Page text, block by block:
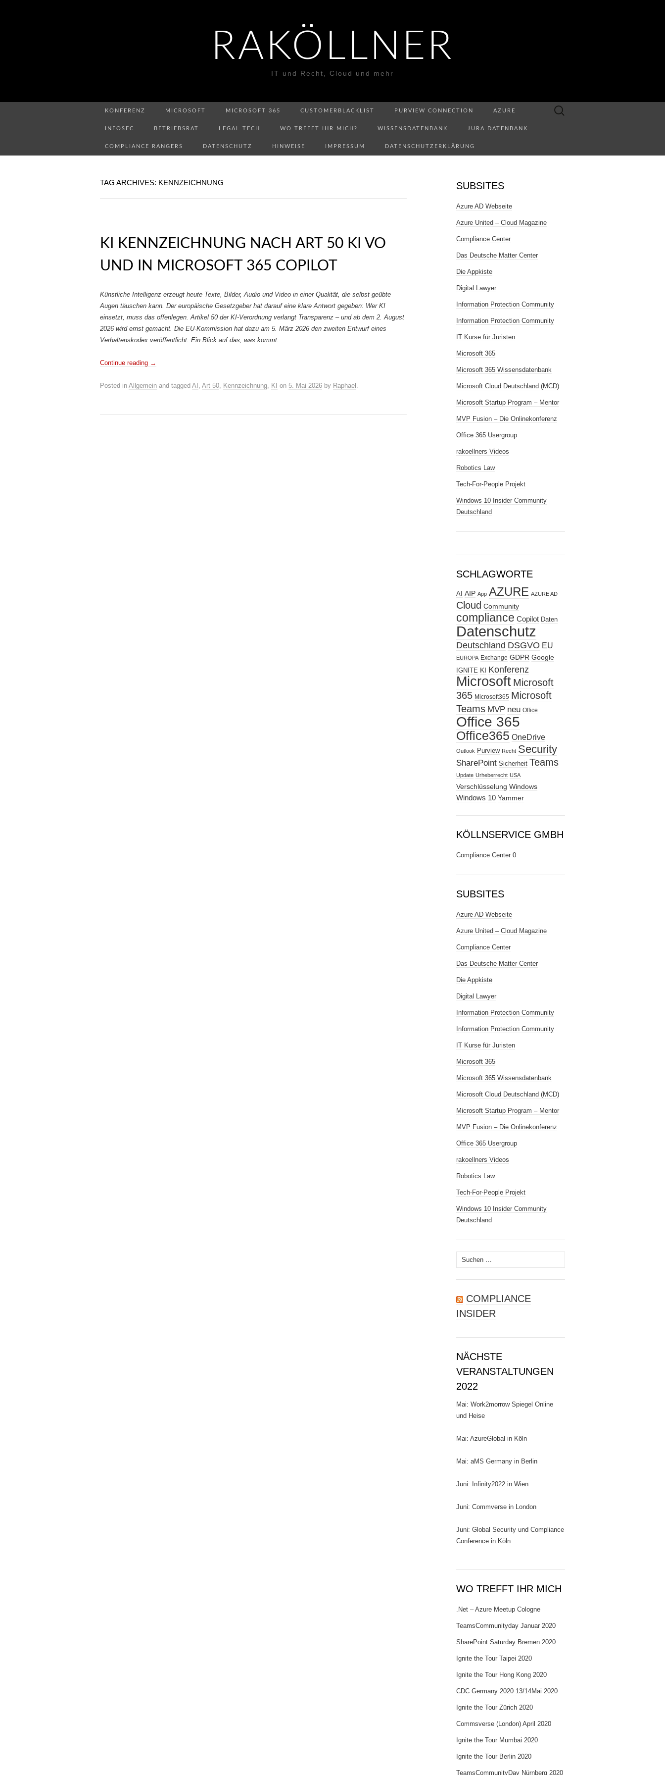
RAKÖLLNER
IT und Recht, Cloud und mehr
KONFERENZ MICROSOFT MICROSOFT 365 CUSTOMERBLACKLIST PURVIEW CONNECTION AZURE
INFOSEC BETRIEBSRAT LEGAL TECH WO TREFFT IHR MICH? WISSENSDATENBANK JURA DATENBANK
COMPLIANCE RANGERS DATENSCHUTZ HINWEISE IMPRESSUM DATENSCHUTZERKLÄRUNG
Suchen
TAG ARCHIVES: KENNZEICHNUNG
KI KENNZEICHNUNG NACH ART 50 KI VO
UND IN MICROSOFT 365 COPILOT
Künstliche Intelligenz erzeugt heute Texte, Bilder, Audio und Video in einer Qualität, die selbst geübte
Augen täuschen kann. Der europäische Gesetzgeber hat darauf eine klare Antwort gegeben: Wer KI
einsetzt, muss das offenlegen. Artikel 50 der KI-Verordnung verlangt Transparenz – und ab dem 2. August
2026 wird ernst gemacht. Die EU-Kommission hat dazu am 5. März 2026 den zweiten Entwurf eines
Verhaltenskodex veröffentlicht. Ein Blick auf das, was kommt.
Continue reading →
Posted in Allgemein and tagged AI , Art 50, Kennzeichnung, KI on 5. Mai 2026 by Raphael .
SUBSITES
Azure AD Webseite
Azure United – Cloud Magazine
Compliance Center
Das Deutsche Matter Center
Die Appkiste
Digital Lawyer
Information Protection Community
Information Protection Community
IT Kurse für Juristen
Microsoft 365
Microsoft 365 Wissensdatenbank
Microsoft Cloud Deutschland (MCD)
Microsoft Startup Program – Mentor
MVP Fusion – Die Onlinekonferenz
Office 365 Usergroup
rakoellners Videos
Robotics Law
Tech-For-People Projekt
Windows 10 Insider Community
Deutschland
SCHLAGWORTE
AI AIP App AZURE AZURE AD
Cloud Community
compliance Copilot Daten
Datenschutz
Deutschland DSGVO EU
EUROPA Exchange GDPR Google
IGNITE KI Konferenz
Microsoft Microsoft
365 Microsoft365 Microsoft
Teams MVP neu Office
Office 365
Office365 OneDrive
Outlook Purview Recht Security
SharePoint Sicherheit Teams
Update Urheberrecht USA
Verschlüsselung Windows
Windows 10 Yammer
KÖLLNSERVICE GMBH
Compliance Center 0
SUBSITES
Azure AD Webseite
Azure United – Cloud Magazine
Compliance Center
Das Deutsche Matter Center
Die Appkiste
Digital Lawyer
Information Protection Community
Information Protection Community
IT Kurse für Juristen
Microsoft 365
Microsoft 365 Wissensdatenbank
Microsoft Cloud Deutschland (MCD)
Microsoft Startup Program – Mentor
MVP Fusion – Die Onlinekonferenz
Office 365 Usergroup
rakoellners Videos
Robotics Law
Tech-For-People Projekt
Windows 10 Insider Community
Deutschland
Suchen
nach:
COMPLIANCE
INSIDER
NÄCHSTE
VERANSTALTUNGEN
2022
Mai: Work2morrow Spiegel Online
und Heise
Mai: AzureGlobal in Köln
Mai: aMS Germany in Berlin
Juni: Infinity2022 in Wien
Juni: Commverse in London
Juni: Global Security und Compliance
Conference in Köln
WO TREFFT IHR MICH
.Net – Azure Meetup Cologne
TeamsCommunityday Januar 2020
SharePoint Saturday Bremen 2020
Ignite the Tour Taipei 2020
Ignite the Tour Hong Kong 2020
CDC Germany 2020 13/14Mai 2020
Ignite the Tour Zürich 2020
Commsverse (London) April 2020
Ignite the Tour Mumbai 2020
Ignite the Tour Berlin 2020
TeamsCommunityDay Nürnberg 2020